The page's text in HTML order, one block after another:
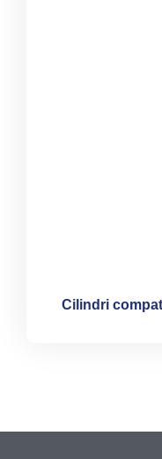
Cilindri